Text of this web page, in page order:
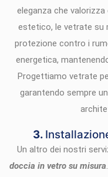
eleganza che
estetico, le vetrate su
protezione contro i
energetica,
Progettiamo vetrate
garantendo sempre
3.
Un altro dei nostri
doccia in vetro su misura